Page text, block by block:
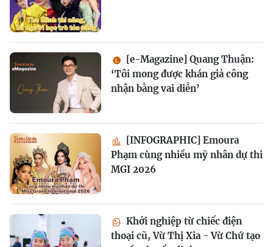
[e-Magazine] Quang Thuận:
‘Tôi mong được khán giả công
nhận bằng vai diễn’
[INFOGRAPHIC] Emoura
Phạm cùng nhiều mỹ nhân dự thi
MGI 2026
Khởi nghiệp từ chiếc điện
thoại cũ, Vừ Thị Xia - Vừ Chứ tạo